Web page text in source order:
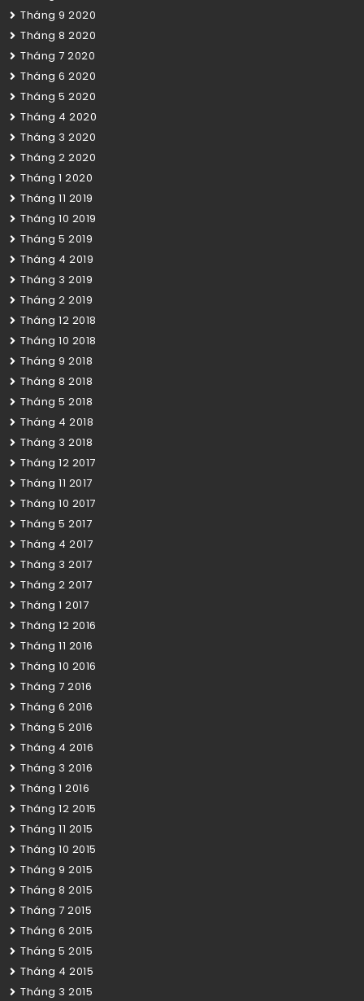
Tháng 9 2020
Tháng 8 2020
Tháng 7 2020
Tháng 6 2020
Tháng 5 2020
Tháng 4 2020
Tháng 3 2020
Tháng 2 2020
Tháng 1 2020
Tháng 11 2019
Tháng 10 2019
Tháng 5 2019
Tháng 4 2019
Tháng 3 2019
Tháng 2 2019
Tháng 12 2018
Tháng 10 2018
Tháng 9 2018
Tháng 8 2018
Tháng 5 2018
Tháng 4 2018
Tháng 3 2018
Tháng 12 2017
Tháng 11 2017
Tháng 10 2017
Tháng 5 2017
Tháng 4 2017
Tháng 3 2017
Tháng 2 2017
Tháng 1 2017
Tháng 12 2016
Tháng 11 2016
Tháng 10 2016
Tháng 7 2016
Tháng 6 2016
Tháng 5 2016
Tháng 4 2016
Tháng 3 2016
Tháng 1 2016
Tháng 12 2015
Tháng 11 2015
Tháng 10 2015
Tháng 9 2015
Tháng 8 2015
Tháng 7 2015
Tháng 6 2015
Tháng 5 2015
Tháng 4 2015
Tháng 3 2015